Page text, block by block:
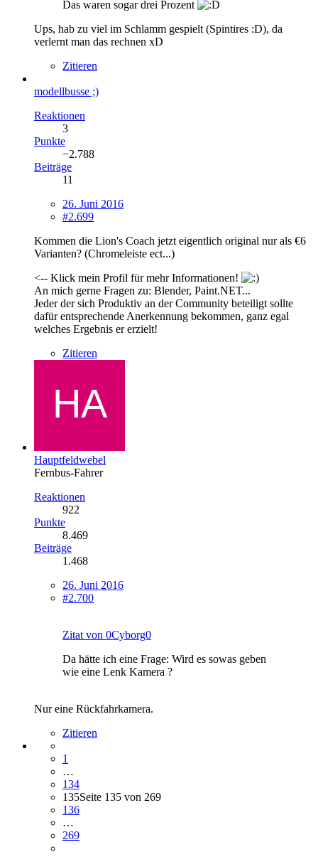
Das waren sogar drei Prozent
Ups, hab zu viel im Schlamm gespielt (Spintires :D), da
verlernt man das rechnen xD
Zitieren
modellbusse ;)
Reaktionen
3
Punkte
−2.788
Beiträge
11
26. Juni 2016
#2.699
Kommen die Lion's Coach jetzt eigentlich original nur als €6
Varianten? (Chromeleiste ect...)
<-- Klick mein Profil für mehr Informationen!
An mich gerne Fragen zu: Blender, Paint.NET...
Jeder der sich Produktiv an der Community beteiligt sollte
dafür entsprechende Anerkennung bekommen, ganz egal
welches Ergebnis er erzielt!
Zitieren
Hauptfeldwebel
Fernbus-Fahrer
Reaktionen
922
Punkte
8.469
Beiträge
1.468
26. Juni 2016
#2.700
Zitat von 0Cyborg0
Da hätte ich eine Frage: Wird es sowas geben
wie eine Lenk Kamera ?
Nur eine Rückfahrkamera.
Zitieren
1
…
134
135Seite 135 von 269
136
…
269